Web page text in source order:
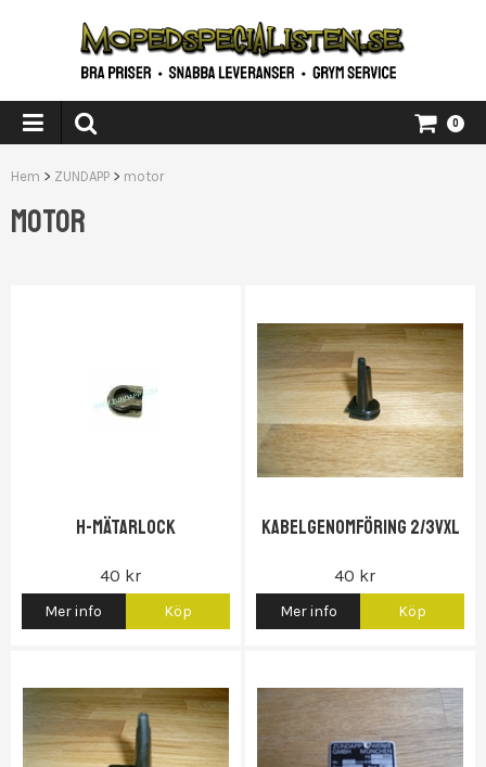
0
Hem > ZUNDAPP > motor
MOTOR
H-mätarlock
40 kr
Mer info Köp
Kabelgenomföring 2/3vxl
40 kr
Mer info Köp